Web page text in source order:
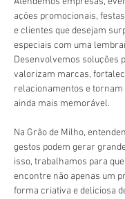
ações promocionais,
e clientes que desejam
especiais com uma
Desenvolvemos soluções
valorizam marcas,
relacionamentos e tornam
ainda mais memorável.
Na Grão de Milho,
gestos podem gerar
isso, trabalhamos para
encontre não apenas um
forma criativa e deliciosa